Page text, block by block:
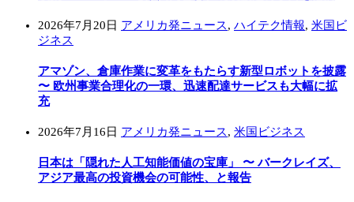
2026年7月20日 アメリカ発ニュース, ハイテク情報, 米国ビ
ジネス
アマゾン、倉庫作業に変革をもたらす新型ロボットを披露
〜 欧州事業合理化の一環、迅速配達サービスも大幅に拡
充
2026年7月16日 アメリカ発ニュース, 米国ビジネス
日本は「隠れた人工知能価値の宝庫」 〜 バークレイズ、
アジア最高の投資機会の可能性、と報告